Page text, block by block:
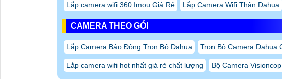
Lắp camera wifi 360 Imou Giá Rẻ Lắp Camera Wifi Thân Dahua
CAMERA THEO GÓI
Lắp Camera Báo Động Trọn Bộ Dahua Trọn Bộ Camera Dahua
Lắp camera wifi hot nhất giá rẻ chất lượng Bộ Camera